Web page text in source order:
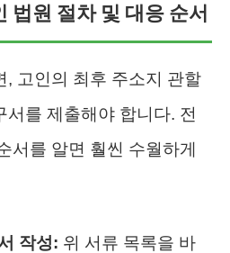
법원 절차 및 대응 순서
, 고인의 최후 주소지 관할
서를 제출해야 합니다. 전
서를 알면 훨씬 수월하게
작성: 위 서류 목록을 바